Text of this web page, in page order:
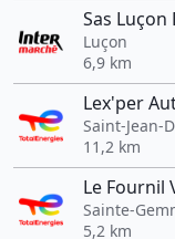
Sas
Luçon
6,9 km
Lex'per
Saint-Jean-
11,2 km
Le Fournil
Sainte-
5,2 km